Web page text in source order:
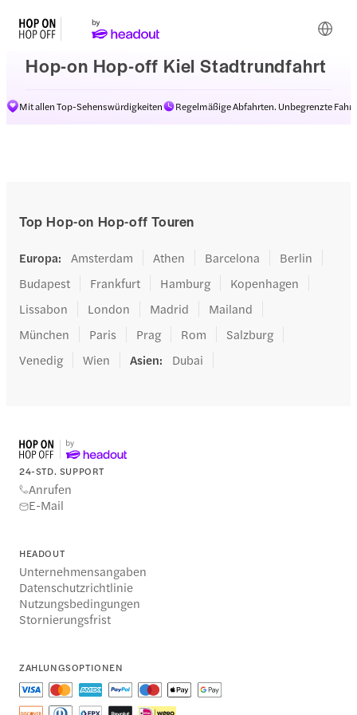
Hop-on Hop-off Kiel Stadtrundfahrt
Mit allen Top-Sehenswürdigkeiten Regelmäßige Abfahrten. Unbegrenzte
Top Hop-on Hop-off Touren
Europa: Amsterdam Athen Barcelona
Berlin
Budapest
Frankfurt Hamburg
Kopenhagen
Lissabon
London Madrid
Mailand
München
Paris Prag Rom
Salzburg
Venedig
Wien Asien: Dubai
24-STD. SUPPORT
Anrufen
E-Mail
HEADOUT
Unternehmensangaben
Datenschutzrichtlinie
Nutzungsbedingungen
Stornierungsfrist
ZAHLUNGSOPTIONEN